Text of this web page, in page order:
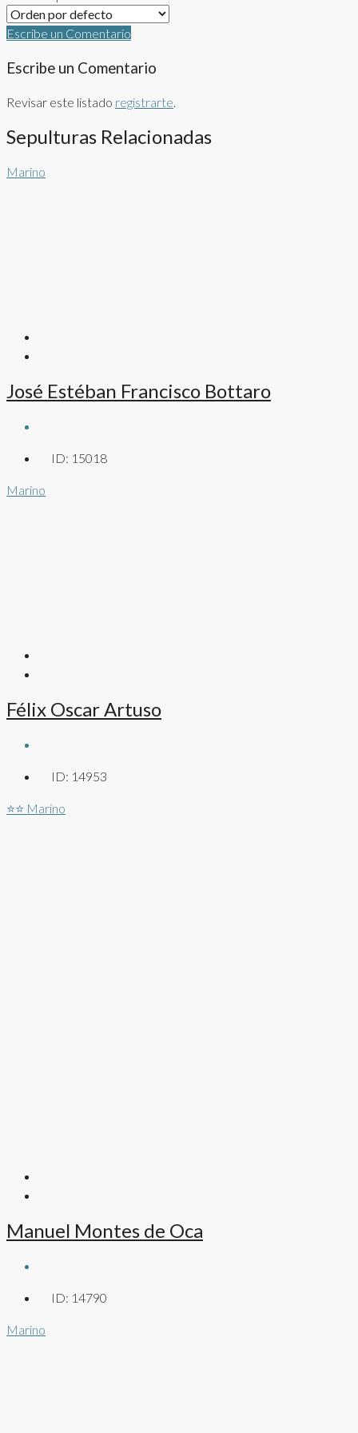
Escribe un Comentario
Escribe un Comentario
Revisar este listado registrarte
Sepulturas Relacionadas
Marino
José Estéban Francisco Bottaro
ID: 15018
Marino
Félix Oscar Artuso
ID: 14953
⭐⭐ Marino
Manuel Montes de Oca
ID: 14790
Marino